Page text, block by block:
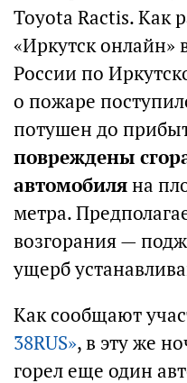
Toyota Ractis. Как
«Иркутск онлайн»
России по
о пожаре
потушен до
повреждены
автомобиляна
метра.
возгорания —
ущерб
Как сообщают
38RUS», в эту же
горел еще один